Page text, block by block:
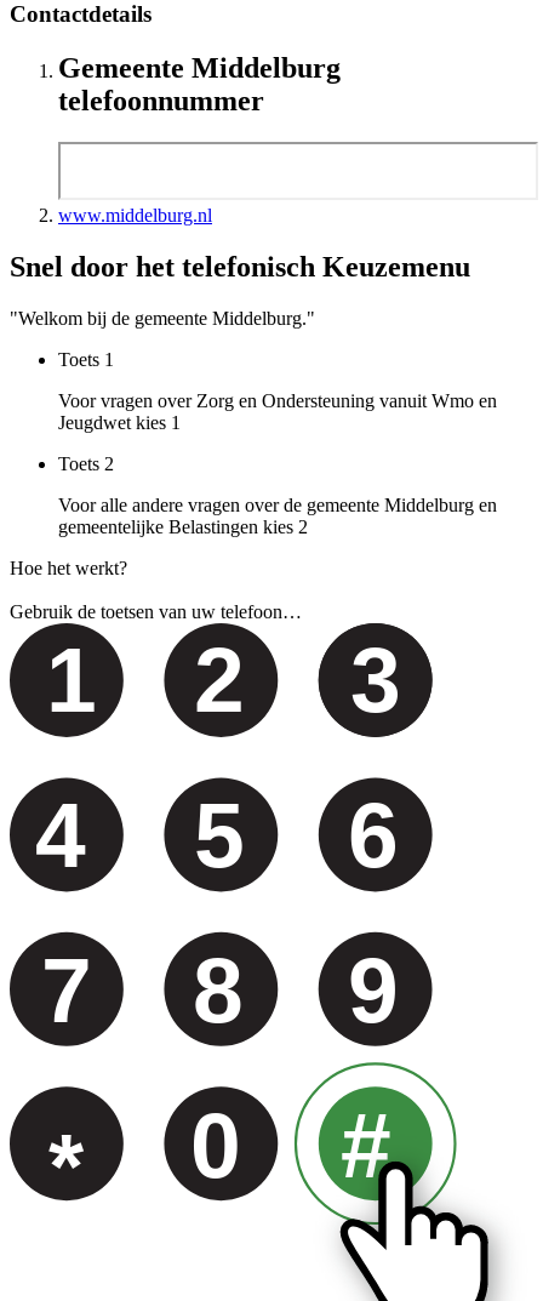
Contactdetails
Gemeente Middelburg
telefoonnummer
www.middelburg.nl
Snel door het telefonisch Keuzemenu
"Welkom bij de gemeente Middelburg."
Toets 1
Voor vragen over Zorg en Ondersteuning vanuit Wmo en
Jeugdwet kies 1
Toets 2
Voor alle andere vragen over de gemeente Middelburg en
gemeentelijke Belastingen kies 2
Hoe het werkt?
Gebruik de toetsen van uw telefoon…
1 2 3
4 5
6
7
8 9
* 0 #